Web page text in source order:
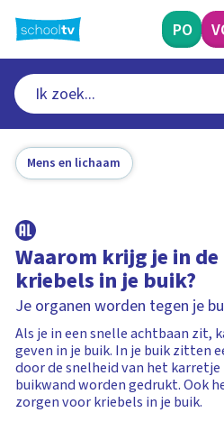
naar
hoofdinhoud
PO
Mens en lichaam
Waarom krijg je in
kriebels in je buik?
Je organen worden tegen je
Als je in een snelle achtbaan zit,
geven in je buik. In je buik zitten
door de snelheid van het karretje
buikwand worden gedrukt. Ook
zorgen voor kriebels in je buik.